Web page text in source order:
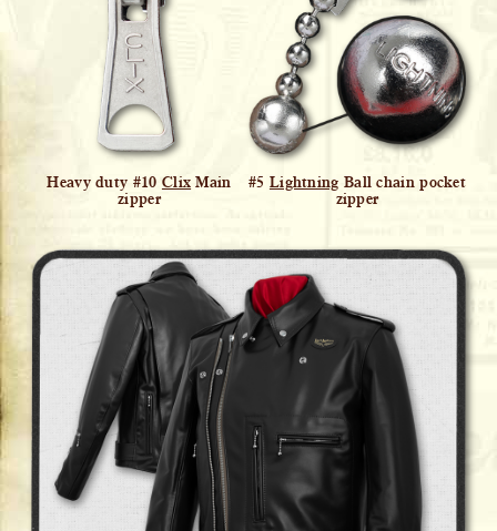
Heavy duty #10 Clix Main
zipper
#5 Lightning Ball chain pocket
zipper